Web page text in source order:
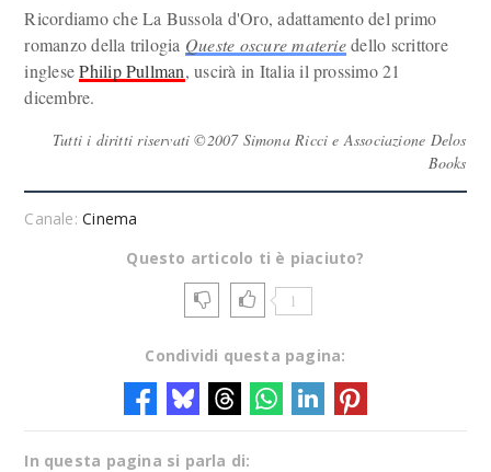
Ricordiamo che La Bussola d'Oro, adattamento del primo
romanzo della trilogia Queste oscure materiedello scrittore
inglesePhilip Pullman, uscirà in Italia il prossimo 21
dicembre.
Tutti i diritti riservati ©2007 Simona Ricci e Associazione Delos
Books
Canale:Cinema
Questo articolo ti è piaciuto?
1
Condividi questa pagina:
In questa pagina si parla di: